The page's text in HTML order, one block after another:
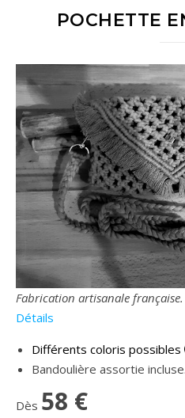
POCHETTE
Fabrication artisanale française.
Détails
Différents coloris possibles
Bandoulière assortie incluse.
Dès 58 €